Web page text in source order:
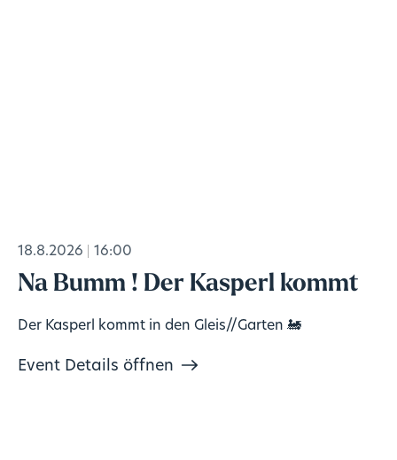
18.8.2026 16:00
Na Bumm ! Der Kasperl kommt
Der Kasperl kommt in den Gleis//Garten 🚂
Event Details öffnen